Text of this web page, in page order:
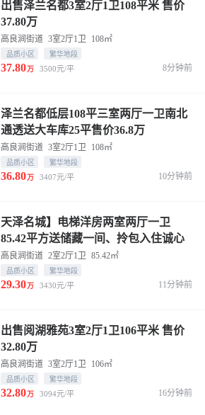
出售泽兰名都3室2厅1卫108平米 售价
37.80万
高良涧街道 3室2厅1卫 108㎡
品质小区 繁华地段
37.80万 3500元/平 8分钟前
泽兰名都低层108平三室两厅一卫南北
通透送大车库25平售价36.8万
高良涧街道 3室2厅1卫 108㎡
品质小区 繁华地段
36.80万 3407元/平 10分钟前
天泽名城】电梯洋房两室两厅一卫
85.42平方送储藏一间、拎包入住诚心
诚意出售29.2万
高良涧街道 2室2厅1卫 85.42㎡
品质小区 繁华地段
29.30万 3430元/平 11分钟前
出售阅湖雅苑3室2厅1卫106平米 售价
32.80万
高良涧街道 3室2厅1卫 106㎡
品质小区 繁华地段
32.80万 3094元/平 16分钟前